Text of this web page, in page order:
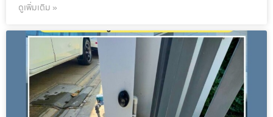
ดูเพิ่มเติม »